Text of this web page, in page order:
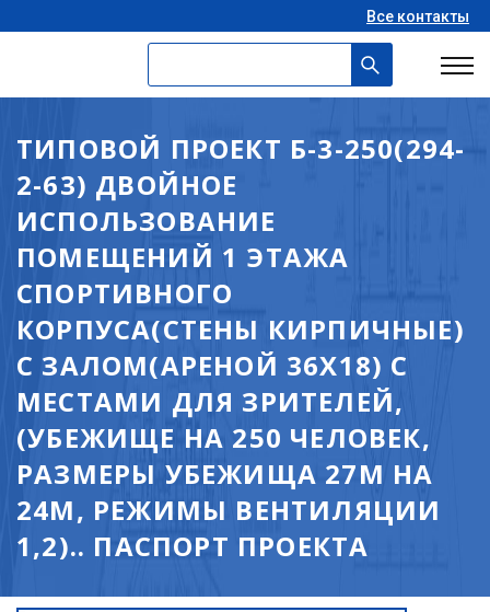
Все контакты
ТИПОВОЙ ПРОЕКТ Б-3-250(294-
2-63) ДВОЙНОЕ
ИСПОЛЬЗОВАНИЕ
ПОМЕЩЕНИЙ 1 ЭТАЖА
СПОРТИВНОГО
КОРПУСА(СТЕНЫ КИРПИЧНЫЕ)
С ЗАЛОМ(АРЕНОЙ 36Х18) С
МЕСТАМИ ДЛЯ ЗРИТЕЛЕЙ,
(УБЕЖИЩЕ НА 250 ЧЕЛОВЕК,
РАЗМЕРЫ УБЕЖИЩА 27М НА
24М, РЕЖИМЫ ВЕНТИЛЯЦИИ
1,2).. ПАСПОРТ ПРОЕКТА